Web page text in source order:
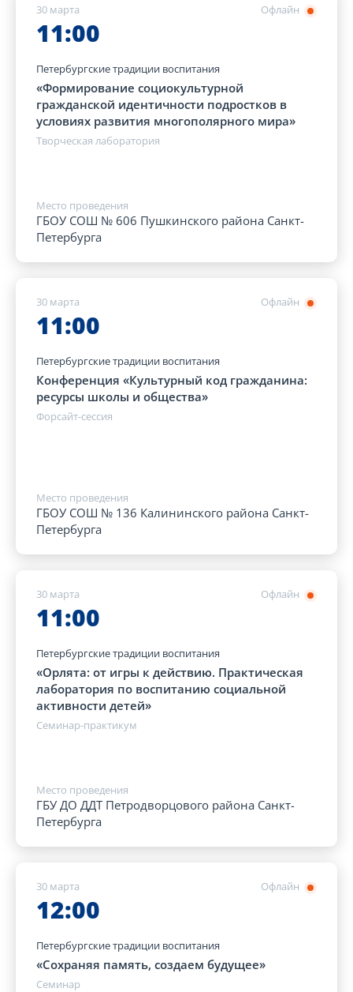
Офлайн
30 марта
11:00
Петербургские традиции воспитания
«Формирование социокультурной
гражданской идентичности подростков в
условиях развития многополярного мира»
Творческая лаборатория
Место проведения
ГБОУ СОШ № 606 Пушкинского района Санкт-
Петербурга
Офлайн
30 марта
11:00
Петербургские традиции воспитания
Конференция «Культурный код гражданина:
ресурсы школы и общества»
Форсайт-сессия
Место проведения
ГБОУ СОШ № 136 Калининского района Санкт-
Петербурга
Офлайн
30 марта
11:00
Петербургские традиции воспитания
«Орлята: от игры к действию. Практическая
лаборатория по воспитанию социальной
активности детей»
Семинар-практикум
Место проведения
ГБУ ДО ДДТ Петродворцового района Санкт-
Петербурга
Офлайн
30 марта
12:00
Петербургские традиции воспитания
«Сохраняя память, создаем будущее»
Семинар